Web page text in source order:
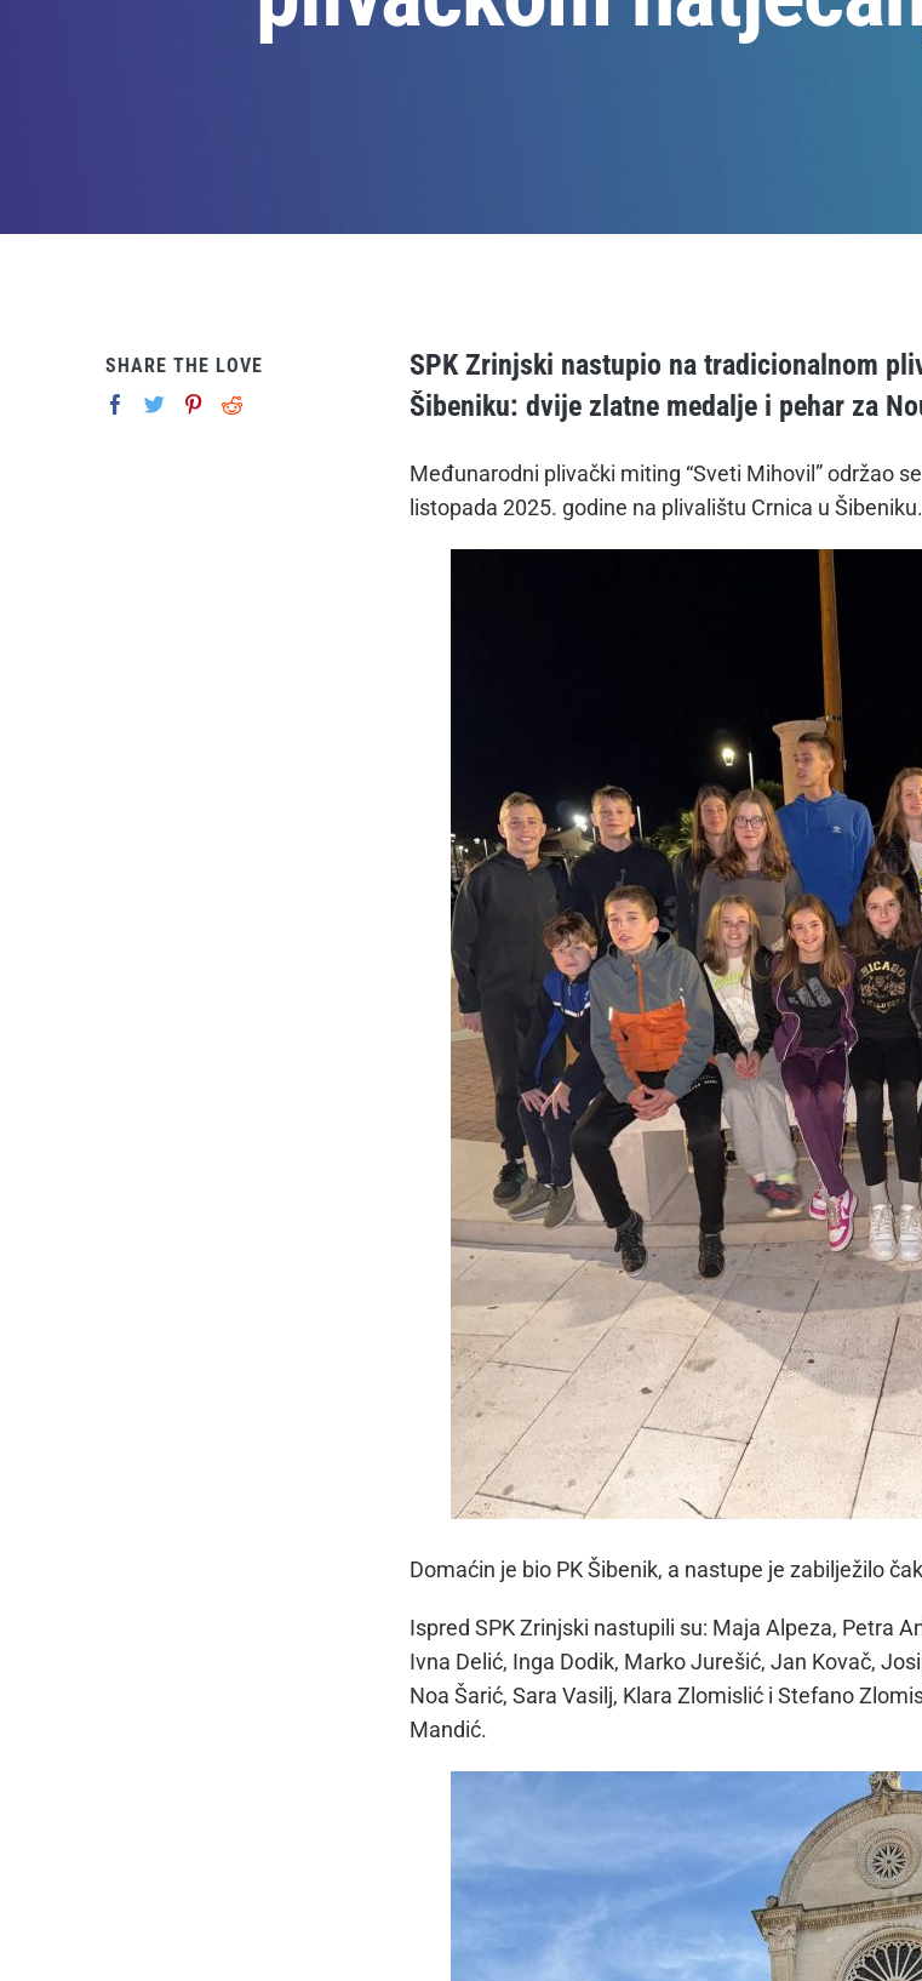
SPK Zrinjski nastupio na tradicionalnom
Šibeniku: dvije zlatne medalje i pehar za
Međunarodni plivački miting “Sveti Mihovil” održao
listopada 2025. godine na plivalištu Crnica u Šibeniku.
Domaćin je bio PK Šibenik, a nastupe je zabilježilo
Ispred SPK Zrinjski nastupili su: Maja Alpeza, Petra
Ivna Delić, Inga Dodik, Marko Jurešić, Jan Kovač,
Noa Šarić, Sara Vasilj, Klara Zlomislić i Stefano
Mandić.
SHARE THE LOVE